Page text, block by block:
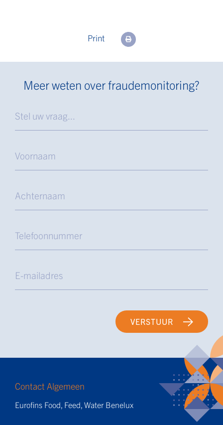
Print
Meer weten over fraudemonitoring?
VERSTUUR
Contact Algemeen
Eurofins Food, Feed, Water Benelux